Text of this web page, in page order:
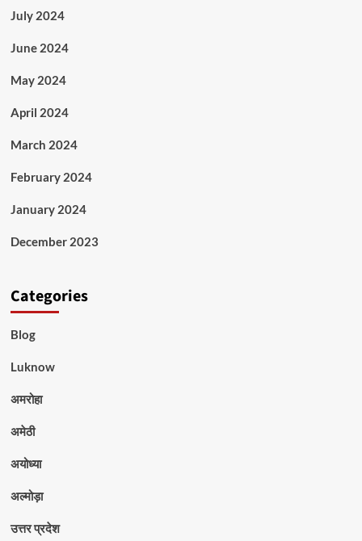
July 2024
June 2024
May 2024
April 2024
March 2024
February 2024
January 2024
December 2023
Categories
Blog
Luknow
अमरोहा
अमेठी
अयोध्या
अल्मोड़ा
उत्तर प्रदेश